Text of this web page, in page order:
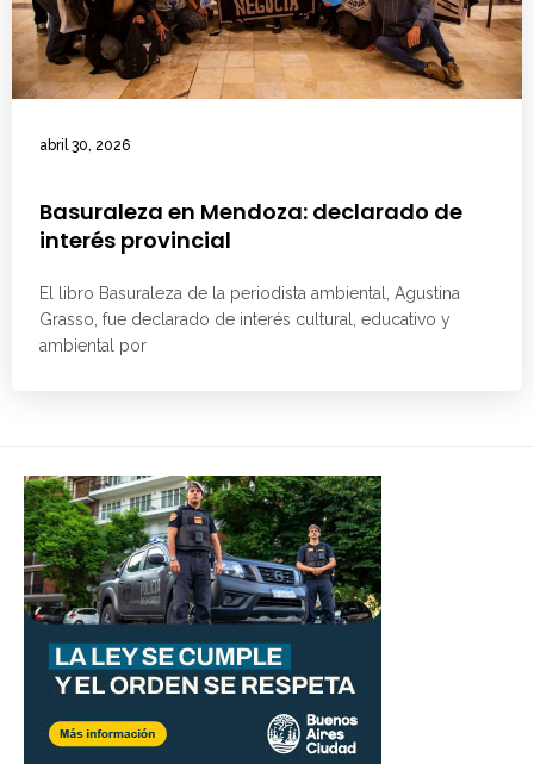
abril 30, 2026
Basuraleza en Mendoza: declarado de
interés provincial
El libro Basuraleza de la periodista ambiental, Agustina
Grasso, fue declarado de interés cultural, educativo y
ambiental por